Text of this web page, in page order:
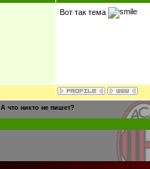
Вот так тема
А что никто не пишет?